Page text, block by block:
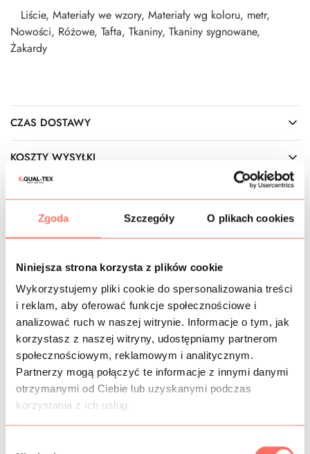
Zgoda Szczegóły O plikach cookies
Niniejsza strona korzysta z plików cookie
Wykorzystujemy pliki cookie do spersonalizowania treści
i reklam, aby oferować funkcje społecznościowe i
analizować ruch w naszej witrynie. Informacje o tym, jak
korzystasz z naszej witryny, udostępniamy partnerom
społecznościowym, reklamowym i analitycznym.
Partnerzy mogą połączyć te informacje z innymi danymi
otrzymanymi od Ciebie lub uzyskanymi podczas
korzystania z ich usług.
Liście, Materiały we wzory, Materiały wg koloru, metr,
Nowości, Różowe, Tafta, Tkaniny, Tkaniny sygnowane,
Żakardy
CZAS DOSTAWY
KOSZTY WYSYŁKI
Ekskluzywny żakard
premium, markowy. Kolor różowy
jasny. Motyw roślinny na tle ze szlachetnym połyskiem.
różowym. Materiał typutafta żakardowa we wzory
plastyczny, utrzymuje formę, pozwala na budowanie
odstających elementów, wręcz konstrukcji. Te właściwości
sprawiają, że jest to tkanina, po którą chętnie sięgają
projektanci z sektora high fashion, realizując swoje
najśmielsze wizje.
Tenmateriał żakardowyprzeznaczony jest na wytworne
suknie, spódnice, sukienki, żakiety, marynarki, designerskie
bomberki, garsonki, płaszcze przejściowe itp.
Tkanina nieprzezierna , niewymagająca podszewki,